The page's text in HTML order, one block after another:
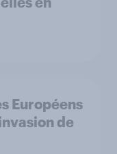
Européens
de